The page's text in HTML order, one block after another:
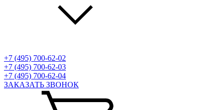
+7 (495) 700-62-02
+7 (495) 700-62-03
+7 (495) 700-62-04
ЗАКАЗАТЬ ЗВОНОК